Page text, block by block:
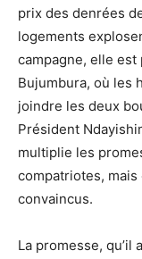
prix des denrées
logements
campagne, elle
Bujumbura, où les
joindre les deux
Président
multiplie les
compatriotes,
convaincus.
La promesse, qu’il